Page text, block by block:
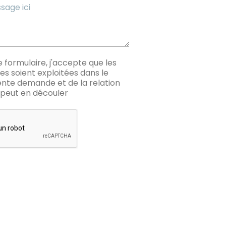
formulaire, j'accepte que les
soient exploitées dans le
demande et de la relation
en découler